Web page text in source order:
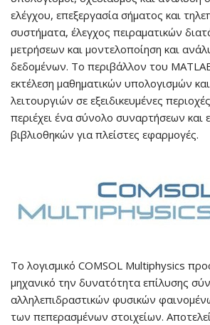
ελέγχου, επεξεργασία σήματος και
συστήματα, έλεγχος πειραματικών
μετρήσεων και μοντελοποίηση και
δεδομένων. Το περιβάλλον του
εκτέλεση μαθηματικών υπολογισμών
λειτουργιών σε εξειδικευμένες
περιέχει ένα σύνολο συναρτήσεων και
βιβλιοθηκών για πλείστες εφαρμογές.
Το λογισμικό COMSOL Multiphysics
μηχανικό την δυνατότητα επίλυσης
αλληλεπιδραστικών φυσικών
των πεπερασμένων στοιχείων.